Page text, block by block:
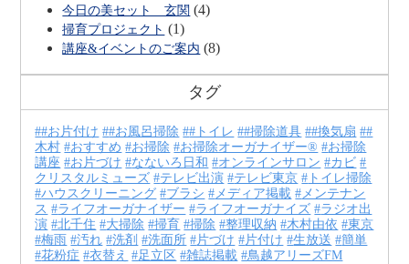
今日の美セット 玄関 (4)
掃育プロジェクト (1)
講座&イベントのご案内 (8)
タグ
#お片付け #お風呂掃除 #トイレ #掃除道具 #換気扇
#
木村
おすすめ お掃除 お掃除オーガナイザー®
お掃除
講座
お片づけ なないろ日和 オンラインサロン
カビ
クリスタルミューズ
テレビ出演 テレビ東京
トイレ掃除
ハウスクリーニング
ブラシ メディア掲載
メンテナン
ス
ライフオーガナイザー ライフオーガナイズ
ラジオ出
演
北千住 大掃除 掃育 掃除 整理収納 木村由依
東京
梅雨
汚れ 洗剤 洗面所 片づけ 片付け 生放送
簡単
花粉症
衣替え 足立区 雑誌掲載 鳥越アリーズFM